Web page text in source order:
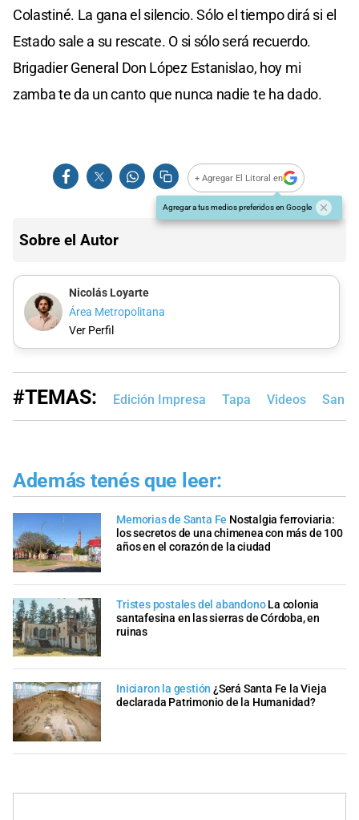
Colastiné. La gana el silencio. Sólo el tiempo dirá si el
Estado sale a su rescate. O si sólo será recuerdo.
Brigadier General Don López Estanislao, hoy mi
zamba te da un canto que nunca nadie te ha dado.
+ Agregar El Litoral en
Agregar a tus medios preferidos en Google
Sobre el Autor
Nicolás Loyarte
Área Metropolitana
Ver Perfil
#TEMAS: Edición Impresa Tapa Videos San
Además tenés que leer:
Memorias de Santa Fe Nostalgia ferroviaria:
los secretos de una chimenea con más de 100
años en el corazón de la ciudad
Tristes postales del abandono La colonia
santafesina en las sierras de Córdoba, en
ruinas
Iniciaron la gestión ¿Será Santa Fe la Vieja
declarada Patrimonio de la Humanidad?